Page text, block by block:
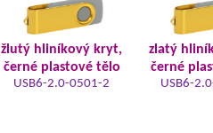
žlutý hliníkový kryt,
černé plastové tělo
USB6-2.0-0501-2
zlatý
černé
USB6-